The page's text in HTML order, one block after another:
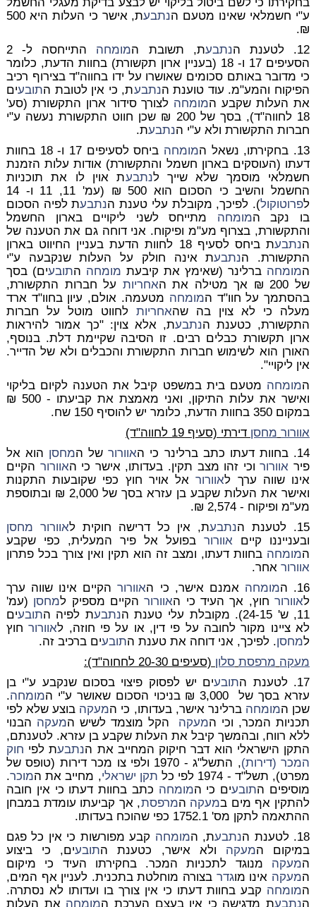
ע"י חשמלאי שאינו מטעם הנתבע
ת, אישר כי העלות היא 500
₪.
12. לטענת ה
נתבעת, תשובת המומחה
התייחסה ל- 2
הסעיפים 17 ו- 18 (בעניין ארון תקשורת) בחוות הדעת, כלומר
כי מדובר באותם סכומים שאושרו על ידו בחווה"ד בצירוף רכיב
הפיקוח והמע"מ. עוד טוענת הנתבעת, כי אין לטובת התובעים
את העלות שקבע המומחה לצורך סידור ארון התקשורת (סע'
18 לחווה"ד), בסך של 200 ₪ שכן חווט התקשורת נעשה ע"י
חברות התקשורת ולא ע"י הנתבעת.
13. בחקירתו, נשאל ה
מומחה
ביחס לסעיפים 17 ו- 18 בחוות
דעתו (העוסקים בארון חשמל והתקשורת) אודות עלות הזמנת
חשמלאי מוסמך שלא שייך לנתבעת אוין לו את תוכניות
החשמל והשיב כי הסכום הוא 500 ₪ (עמ' 11, 11 ו- 14
לפרוטוקול). לפיכך, מקובלת עלי טענת הנתבעת לפיה הסכום
בו נקב המומחה מתייחס לשני ליקויים בארון החשמל
והתקשורת, בצרוף מע"מ ופיקוח. אני דוחה גם את הטענה של
הנתבע
ת ביחס לסעיף 18 לחוות הדעת בעניין החיווט בארון
התקשורת. הנתבעת אינה חולק על העלות שנקבעה ע"י
המומחה ברלינר (שאימץ את קיבעת מומחה התובעים) בסך
של 200 ₪ אך מטילה את ה
אחריות על חברות התקשורת,
בהסתמך על חוו"ד המומחה מטעמה. אולם, עיון בחוו"ד ארד
מעלה כי לא צוין בה שהאחריות לחווט מוטל על חברות
התקשורת, כטענת הנתבעת, אלא צוין: "כך אמור להיראות
ארון תקשורת כבלים רבים. זו הסיבה שקיימת דלת. בנוסף,
האורן הוא לשימוש חברות התקשורת והכבלים ולא של הדייר.
אין ליקויי".
המומחה מטעם בית במשפט קיבל את הטענה לקיום בליקוי
ואישר את עלות התיקון, ואני מאמצת את קביעתו - 500 ₪
במקום 350 בחוות הדעת, כלומר יש להוסיף 150 שח.
אוורור מחסן דירתי (סעיף 19 לחווה"ד)
14. בחוות דעתו כתב ברלינר כי ה
אוורורשל המחסן הוא אל
פיר אוורורוכי זהו מצב תקין. בעדותו, אישר כי האוורור הקיים
אינו שווה ערך לאוורוראל אויר חוץ כפי שקובעות התקנות
ואישר את העלות שקבע בן עזרא בסך של 2,000 ₪ ובתוספת
מע"מ ופיקוח - 2,574 ₪.
15. לטענת ה
נתבעת, אין כל דרישה חוקית לאוורור מחסן
ובענייננו קיים אוורורבפועל אל פיר המעלית, כפי שקבע
המומחה בחוות דעתו, ומצב זה הוא תקין ואין צורך בכל פתרון
אוורוראחר.
16. ה
מומחה אמנם אישר, כי האוורורהקיים אינו שווה ערך
לאוורורחוץ, אך העיד כי האוורורהקיים מספיק למחסן (עמ'
11, ש' 24-15). מקובלת עלי טענת ה
נתבעת לפיה התובעים
לא ציינו מקור לחובה על פי דין, או על פי חוזה, לאוורורחוץ
למחסן. לפיכך, אני דוחה את טענת התובעים ברכיב זה.
מעקה מרפסת סלון (סעיפים 20-30 לחחוה"ד):
17. לטענת ה
תובעים יש לפסוק פיצוי בסכום שנקבע ע"י בן
עזרא בסך של 3,000 ₪ בניכוי הסכום שאושר ע"י ה
מומחה.
שכן המומחה ברלינר אישר, בעדותו, כי המעקה בוצע שלא לפי
תכניות המכר, וכי המעקה הקל מוצמד לשיש המעקה הבנוי
ללא רווח, ובהמשך קיבל את העלות שקבע בן עזרא. לטענתם,
התקן הישראלי הוא דבר חיקוק המחייב את הנתבעת לפי חוק
המכר (דירות)
, התשל"ג - 1970 ולפי צו מכר דירות (טופס של
מפרט), תשל"ד - 1974 לפי כל
תקן ישראלי, מחייב את המוכר.
מוסיפים התובעים כי המומחה כתב בחוות דעתו כי אין חובה
להתקין אף מים במעקה המרפסת, אך קביעתו עומדת במבחן
ההתאמה לתקן מס' 1752.1 כפי שהוכח בעדותו.
18. לטענת ה
נתבעת, המומחה קבע מפורשות כי אין כל פגם
במיקום המעקה ולא אישר, כטענת התובעים, כי ביצוע
המעקה מנוגד לתכניות המכר. בחקירתו העיד כי מיקום
המעקה אינו מוגדר בצורה מוחלטת בתכנית. לעניין אף המים,
המומחה קבע בחוות דעתו כי אין צורך בו ועדותו לא נסתרה.
הנתבעת מדגישה כי אין בעצם הערכת המומחה את העלות